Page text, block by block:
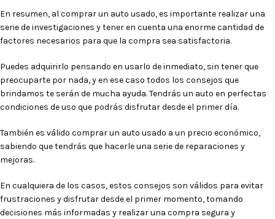
En resumen, al comprar un auto usado, es importante realizar una
serie de investigaciones y tener en cuenta una enorme cantidad de
factores necesarios para que la compra sea satisfactoria.
Puedes adquirirlo pensando en usarlo de inmediato, sin tener que
preocuparte por nada, y en ese caso todos los consejos que
brindamos te serán de mucha ayuda. Tendrás un auto en perfectas
condiciones de uso que podrás disfrutar desde el primer día.
También es válido comprar un auto usado a un precio económico,
sabiendo que tendrás que hacerle una serie de reparaciones y
mejoras.
En cualquiera de los casos, estos consejos son válidos para evitar
frustraciones y disfrutar desde el primer momento, tomando
decisiones más informadas y realizar una compra segura y